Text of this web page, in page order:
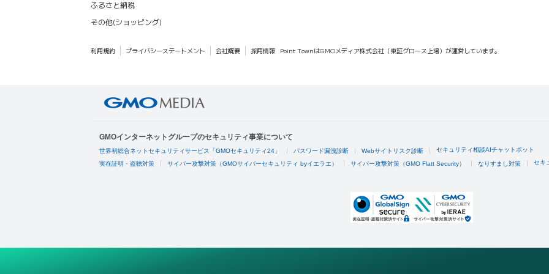
ふるさと納税
その他(ショッピング)
利用規約 プライバシーステートメント 会社概要 採用情報 Point TownはGMOメディア株式会社（東証グロース上場）が運営しています。
GMOインターネットグループのセキュリティ事業について
世界初総合ネットセキュリティサービス「GMOセキュリティ24」 パスワード漏洩診断 Webサイトリスク診断 セキュリティ相談AIチャットボット
実在証明・盗聴対策 サイバー攻撃対策（GMOサイバーセキュリティ byイエラエ） サイバー攻撃対策（GMO Flatt Security） なりすまし対策 セキ